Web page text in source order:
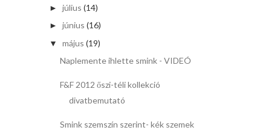
► július (14)
► június (16)
▼ május (19)
Naplemente ihlette smink - VIDEÓ
F&F 2012 őszi-téli kollekció
divatbemutató
Smink szemszín szerint- kék szemek